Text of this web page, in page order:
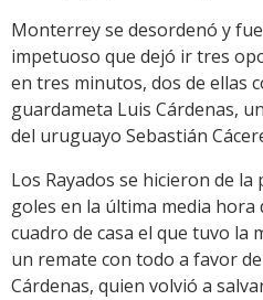
Monterrey se desordenó y
impetuoso que dejó ir tres
en tres minutos, dos de ellas
guardameta Luis Cárdenas,
del uruguayo Sebastián
Los Rayados se hicieron de
goles en la última media
cuadro de casa el que tuvo la
un remate con todo a favor
Cárdenas, quien volvió a